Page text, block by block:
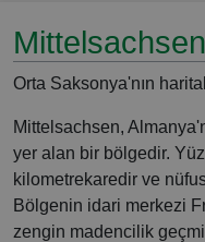
Mittelsachsen
Orta Saksonya'nın
Mittelsachsen,
yer alan bir bölgedir.
kilometrekaredir ve
Bölgenin idari merkezi
zengin madencilik